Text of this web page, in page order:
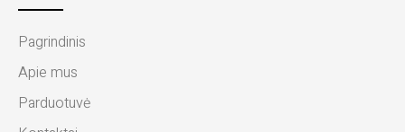
Pagrindinis
Apie mus
Parduotuvė